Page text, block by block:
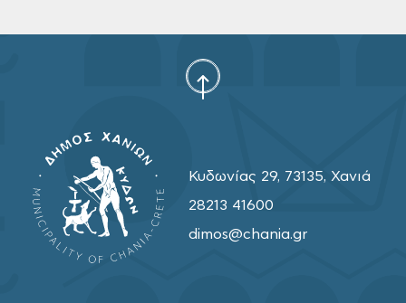
Κυδωνίας 29, 73135, Χανιά
28213 41600
dimos@chania.gr